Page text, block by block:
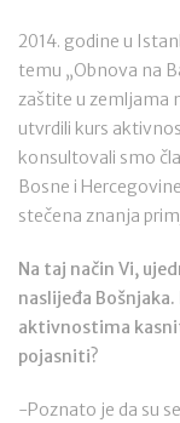
2014. godine u
temu „Obnova na
zaštite u zemljama
utvrdili kurs
konsultovali smo
Bosne i
stečena znanja
Na taj način Vi,
naslijeđa
aktivnostima
pojasniti?
-Poznato je da su